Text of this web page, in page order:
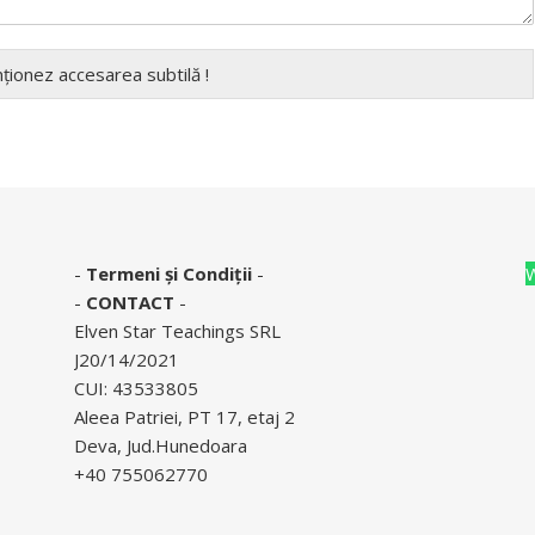
accesarea subtilă !
- Termeni și Condiții -
- CONTACT -
Elven Star Teachings SRL
J20/14/2021
CUI: 43533805
Aleea Patriei, PT 17, etaj 2
Deva, Jud.Hunedoara
+40 755062770